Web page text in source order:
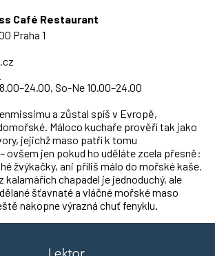
Café Restaurant
Praha 1
So-Ne 10.00–24.00
a zůstal spíš v Evropě,
Máloco kuchaře prověří tak jako
jejichž maso patří k tomu
ovšem jen pokud ho uděláte zcela přesně:
žvýkačky, ani příliš málo do mořské kaše.
kalamářích chapadel je jednoduchý, ale
šťavnaté a vláčné mořské maso
nakopne výrazná chuť fenyklu.